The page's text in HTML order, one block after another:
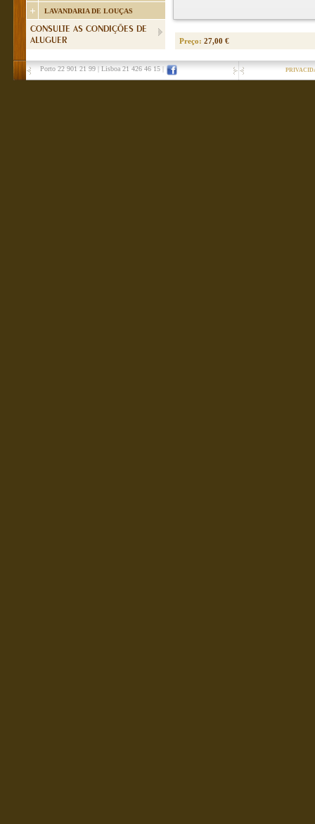
LAVANDARIA DE LOUÇAS
CONSULTE AS CONDIÇÕES DE
ALUGUER
Preço: 27,00 €
Porto 22 901 21 99 Lisboa 21 426 46 15